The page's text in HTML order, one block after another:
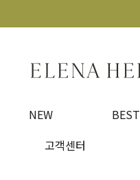
NEW BEST
고객센터